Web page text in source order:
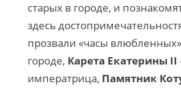
старых в городе, и
здесь
прозвали «часы
городе, Карета Екатерины II
императрица, Памятник